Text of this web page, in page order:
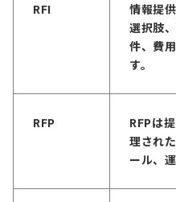
RFI
情報提
選択肢
件、費
す。
RFP RFPは
理され
ール、